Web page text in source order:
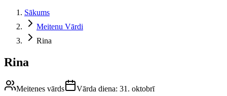
Sākums
Meitenu Vārdi
Rina
Rina
Meitenes vārds Vārda diena: 31. oktobrī